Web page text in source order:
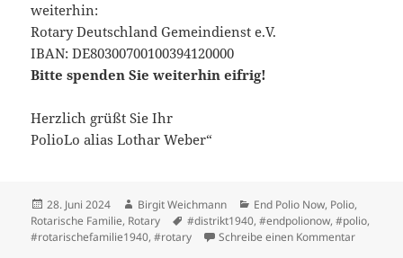
weiterhin:
Rotary Deutschland Gemeindienst e.V.
IBAN: DE80300700100394120000
Bitte spenden Sie weiterhin eifrig!
Herzlich grüßt Sie Ihr
PolioLo alias Lothar Weber“
Veröffentlicht
am
28. Juni 2024 Autor
Birgit Weichmann Kategorien
End Polio Now, Polio,
Rotarische Familie, Rotary Schlagwörter
#distrikt1940,#endpolionow,#polio,
#rotarischefamilie1940,#rotary Schreibe einen Kommentarzu